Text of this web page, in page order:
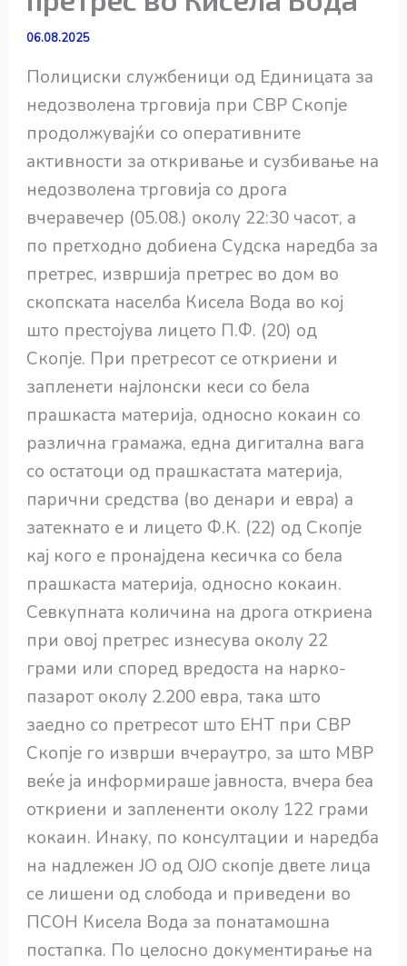
06.08.2025
Полициски службеници од Единицата за
недозволена трговија при СВР Скопје
продолжувајќи со оперативните
активности за откривање и сузбивање на
недозволена трговија со дрога
вчеравечер (05.08.) околу 22:30 часот, а
по претходно добиена Судска наредба за
претрес, извршија претрес во дом во
скопската населба Кисела Вода во кој
што престојува лицето П.Ф. (20) од
Скопје. При претресот се откриени и
запленети најлонски кеси со бела
прашкаста материја, односно кокаин со
различна грамажа, една дигитална вага
со остатоци од прашкастата материја,
парични средства (во денари и евра) а
затекнато е и лицето Ф.К. (22) од Скопје
кај кого е пронајдена кесичка со бела
прашкаста материја, односно кокаин.
Севкупната количина на дрога откриена
при овој претрес изнесува околу 22
грами или според вредоста на нарко-
пазарот околу 2.200 евра, така што
заедно со претресот што ЕНТ при СВР
Скопје го изврши вчераутро, за што МВР
веќе ја информираше јавноста, вчера беа
откриени и заплененти околу 122 грами
кокаин. Инаку, по консултации и наредба
на надлежен ЈО од ОЈО скопје двете лица
се лишени од слобода и приведени во
ПСОН Кисела Вода за понатамошна
постапка. По целосно документирање на